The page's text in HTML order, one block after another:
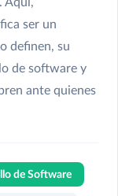
ser un
definen, su
de software y
ante quienes
de Software